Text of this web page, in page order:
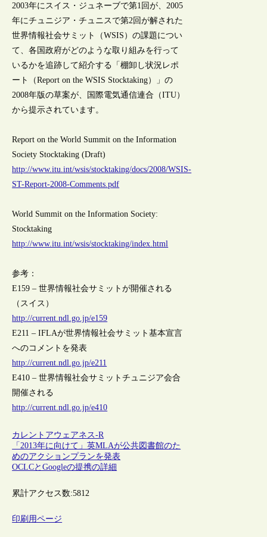
2003年にスイス・ジュネーブで第1回が、2005
年にチュニジア・チュニスで第2回が解された
世界情報社会サミット（WSIS）の課題につい
て、各国政府がどのような取り組みを行って
いるかを追跡して紹介する「棚卸し状況レポ
ート（Report on the WSIS Stocktaking）」の
2008年版の草案が、国際電気通信連合（ITU）
から提示されています。
Report on the World Summit on the Information
Society Stocktaking (Draft)
http://www.itu.int/wsis/stocktaking/docs/2008/WSIS-
ST-Report-2008-Comments.pdf
World Summit on the Information Society:
Stocktaking
http://www.itu.int/wsis/stocktaking/index.html
参考：
E159 – 世界情報社会サミットが開催される
（スイス）
http://current.ndl.go.jp/e159
E211 – IFLAが世界情報社会サミット基本宣言
へのコメントを発表
http://current.ndl.go.jp/e211
E410 – 世界情報社会サミットチュニジア会合
開催される
http://current.ndl.go.jp/e410
カレントアウェアネス-R
「2013年に向けて」英MLAが公共図書館のた
めのアクションプランを発表
OCLCとGoogleの提携の詳細
累計アクセス数:5812
印刷用ページ